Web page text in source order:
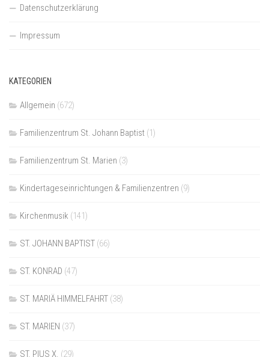
Datenschutzerklärung
Impressum
KATEGORIEN
Allgemein (672)
Familienzentrum St. Johann Baptist (1)
Familienzentrum St. Marien (3)
Kindertageseinrichtungen & Familienzentren (9)
Kirchenmusik (141)
ST. JOHANN BAPTIST (66)
ST. KONRAD (47)
ST. MARIÄ HIMMELFAHRT (38)
ST. MARIEN (37)
ST. PIUS X. (29)